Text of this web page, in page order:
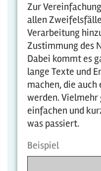
Zur
allen
Verarbeitung
Zustimmung des
Dabei kommt es
lange Texte und
machen, die
werden.
einfachen und
was passiert.
Beispiel